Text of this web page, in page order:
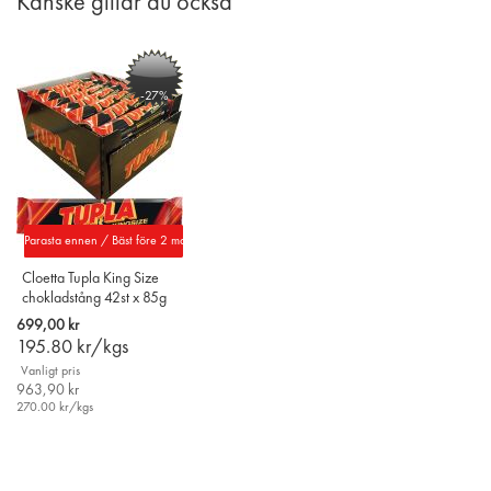
Parasta ennen / Bäst före 2 mars 2027
-27%
Cloetta Tupla King Size
chokladstång 42st x 85g
699,00 kr
195.80 kr/kgs
Vanligt pris
963,90 kr
270.00 kr/kgs